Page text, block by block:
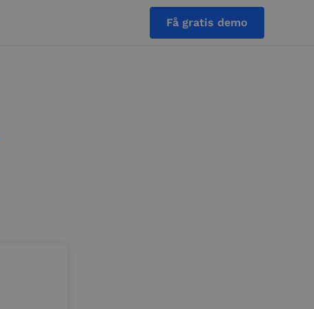
Få gratis demo